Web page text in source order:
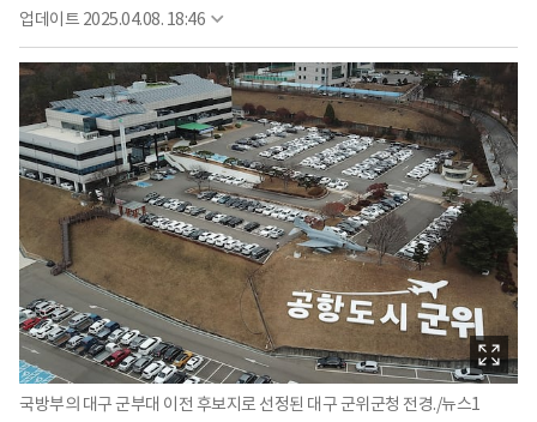
업데이트 2025.04.08. 18:46
국방부의 대구 군부대 이전 후보지로 선정된 대구 군위군청 전경./뉴스1